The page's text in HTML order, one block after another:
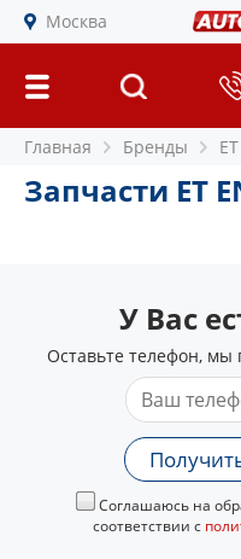
Москва
Главная Бренды
Запчасти ET
У Вас
Оставьте телефон,
Соглашаюсь на
соответствии с